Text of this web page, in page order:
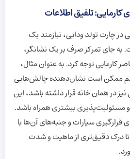
تلفیق اطلاعات
در چارت تولد ودایی، نیازمند یک
به جای تمرکز صرف بر یک نشانگر،
کارمایی توجه کرد. به عنوان مثال،
ممکن است نشان‌دهنده چالش‌هایی
نیز در همان خانه قرار داشته باشد، این
و مسئولیت‌پذیری بیشتری همراه باشد.
سیارات و جنبه‌های آن‌ها با
تا درک دقیق‌تری از ماهیت و شدت